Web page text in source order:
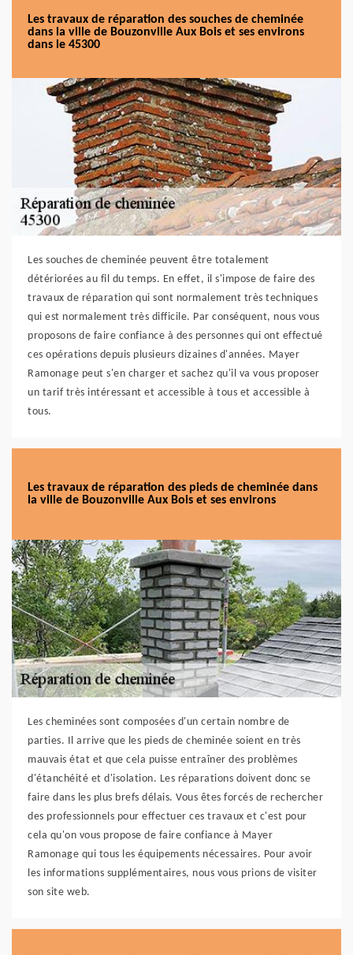
Les travaux de réparation des souches de cheminée
dans la ville de Bouzonville Aux Bois et ses environs
dans le 45300
Les souches de cheminée peuvent être totalement
détériorées au fil du temps. En effet, il s'impose de faire des
travaux de réparation qui sont normalement très techniques
qui est normalement très difficile. Par conséquent, nous vous
proposons de faire confiance à des personnes qui ont effectué
ces opérations depuis plusieurs dizaines d'années. Mayer
Ramonage peut s'en charger et sachez qu'il va vous proposer
un tarif très intéressant et accessible à tous et accessible à
tous.
Les travaux de réparation des pieds de cheminée dans
la ville de Bouzonville Aux Bois et ses environs
Les cheminées sont composées d'un certain nombre de
parties. Il arrive que les pieds de cheminée soient en très
mauvais état et que cela puisse entraîner des problèmes
d'étanchéité et d'isolation. Les réparations doivent donc se
faire dans les plus brefs délais. Vous êtes forcés de rechercher
des professionnels pour effectuer ces travaux et c'est pour
cela qu'on vous propose de faire confiance à Mayer
Ramonage qui tous les équipements nécessaires. Pour avoir
les informations supplémentaires, nous vous prions de visiter
son site web.